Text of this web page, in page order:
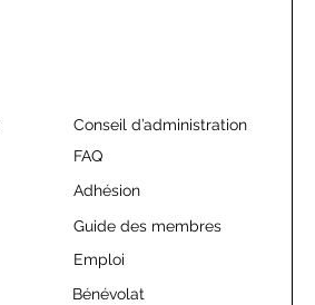
Conseil d’administration
FAQ
Adhésion
Guide des membres
Emploi
Bénévolat